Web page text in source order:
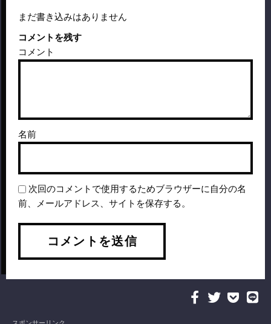
まだ書き込みはありません
コメントを残す
コメント
名前
次回のコメントで使用するためブラウザーに自分の名
前、メールアドレス、サイトを保存する。